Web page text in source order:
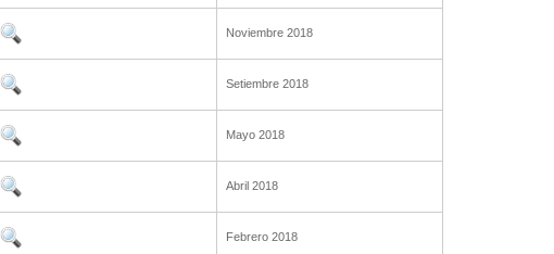
Noviembre 2018
Setiembre 2018
Mayo 2018
Abril 2018
Febrero 2018